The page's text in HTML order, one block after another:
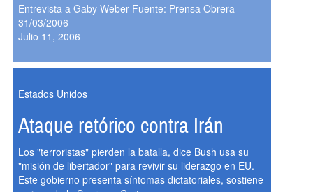
Entrevista a Gaby Weber Fuente: Prensa Obrera
31/03/2006
Julio 11, 2006
Estados Unidos
Ataque retórico contra Irán
Los "terroristas" pierden la batalla, dice Bush usa su
"misión de libertador" para revivir su liderazgo en EU.
Este gobierno presenta síntomas dictatoriales, sostiene